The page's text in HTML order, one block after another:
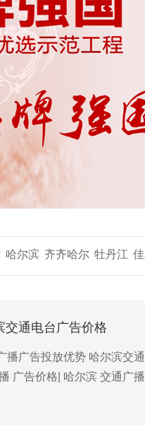
哈尔滨 齐齐哈尔 牡丹江
交通电台广告价格
播广告投放优势 哈尔滨交
广告价格| 哈尔滨 交通广